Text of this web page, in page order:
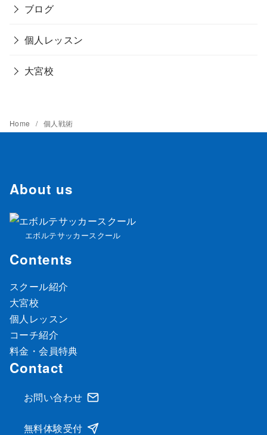
ブログ
個人レッスン
大宮校
Home 個人戦術
About us
エボルテサッカースクール
Contents
スクール紹介
大宮校
個人レッスン
コーチ紹介
料金・会員特典
Contact
お問い合わせ
無料体験受付